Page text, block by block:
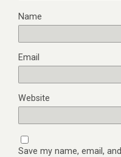
Name
Email
Website
Save my name, email,